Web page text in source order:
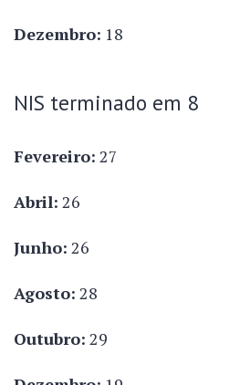
Dezembro: 18
NIS terminado em 8
Fevereiro: 27
Abril: 26
Junho: 26
Agosto: 28
Outubro: 29